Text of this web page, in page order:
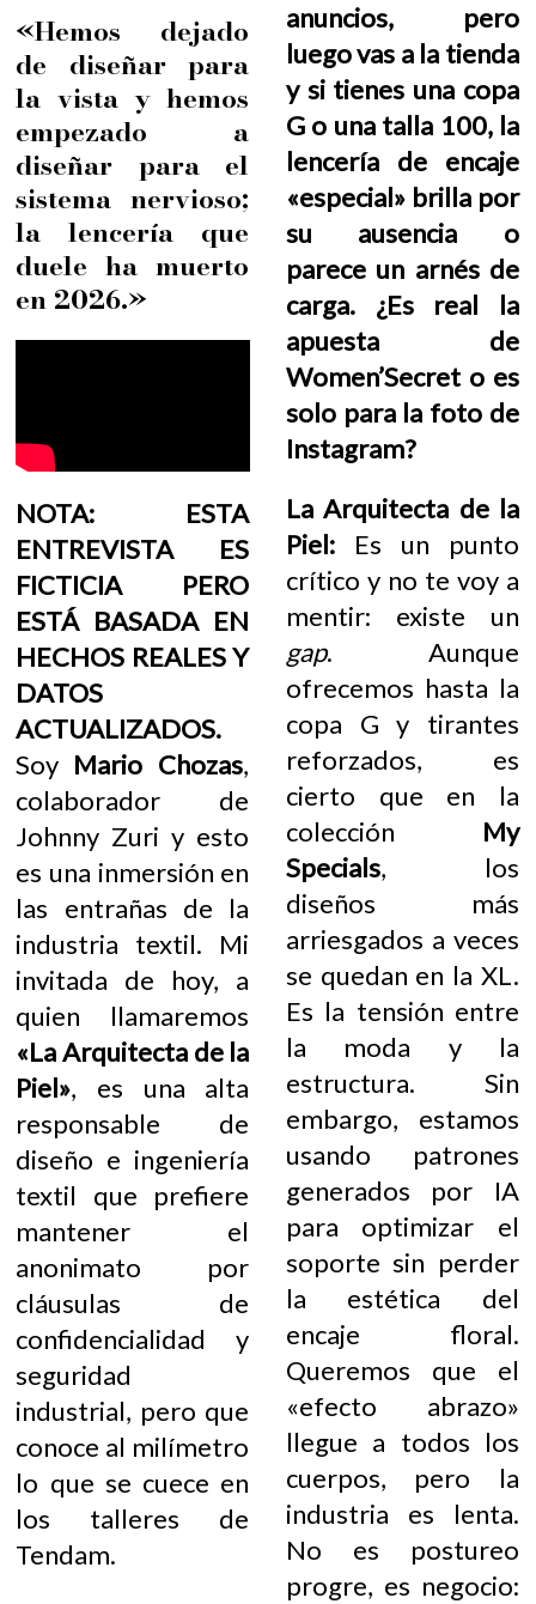
«Hemos dejado
de diseñar para
la vista y hemos
empezado a
diseñar para el
sistema nervioso;
la lencería que
duele ha muerto
en 2026.»
NOTA: ESTA
ENTREVISTA ES
FICTICIA PERO
ESTÁ BASADA EN
HECHOS REALES Y
DATOS
ACTUALIZADOS.
Soy Mario Chozas,
colaborador de
Johnny Zuri y esto
es una inmersión en
las entrañas de la
industria textil. Mi
invitada de hoy, a
quien llamaremos
«La Arquitecta de la
Piel», es una alta
responsable de
diseño e ingeniería
textil que prefiere
mantener el
anonimato por
cláusulas de
confidencialidad y
seguridad
industrial, pero que
conoce al milímetro
lo que se cuece en
los talleres de
Tendam.
anuncios, pero
luego vas a la tienda
y si tienes una copa
G o una talla 100, la
lencería de encaje
«especial» brilla por
su ausencia o
parece un arnés de
carga. ¿Es real la
apuesta de
Women’Secret o es
solo para la foto de
Instagram?
La Arquitecta de la
Piel:Es un punto
crítico y no te voy a
mentir: existe un
gap. Aunque
ofrecemos hasta la
copa G y tirantes
reforzados, es
cierto que en la
colección My
Specials, los
diseños más
arriesgados a veces
se quedan en la XL.
Es la tensión entre
la moda y la
estructura. Sin
embargo, estamos
usando patrones
generados por IA
para optimizar el
soporte sin perder
la estética del
encaje floral.
Queremos que el
«efecto abrazo»
llegue a todos los
cuerpos, pero la
industria es lenta.
No es postureo
progre, es negocio: